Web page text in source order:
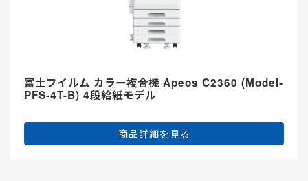
富士フイルム カラー複合機 Apeos C2360 (Model-
PFS-4T-B) 4段給紙モデル
商品詳細を見る